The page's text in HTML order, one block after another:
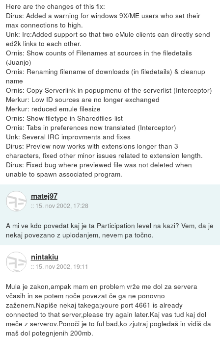
Here are the changes of this fix:
Dirus: Added a warning for windows 9X/ME users who set their
max connections to high.
Unk: Irc:Added support so that two eMule clients can directly send
ed2k links to each other.
Ornis: Show counts of Filenames at sources in the filedetails
(Juanjo)
Ornis: Renaming filename of downloads (in filedetails) & cleanup
name
Ornis: Copy Serverlink in popupmenu of the serverlist (Interceptor)
Merkur: Low ID sources are no longer exchanged
Merkur: reduced emule filesize
Ornis: Show filetype in Sharedfiles-list
Ornis: Tabs in preferences now translated (Interceptor)
Unk: Several IRC improvments and fixes
Dirus: Preview now works with extensions longer than 3
characters, fixed other minor issues related to extension length.
Dirus: Fixed bug where previewed file was not deleted when
unable to spawn associated program.
matej97
:: 15. nov 2002, 17:28
A mi ve kdo povedat kaj je ta Participation level na kazi? Vem, da je
nekaj povezano z uplodanjem, nevem pa točno.
nintakiu
:: 15. nov 2002, 19:11
Mula je zakon,ampak mam en problem vrže me dol za servera
včasih in se potem noče povezat če ga ne ponovno
zaženem.Napiše nekaj takega;youre port 4661 is already
connected to that server,please try again later.Kaj vas tud kaj dol
meče z serverov.Ponoči je to ful bad,ko zjutraj pogledaš in vidiš da
maš dol potegnjenih 200mb.